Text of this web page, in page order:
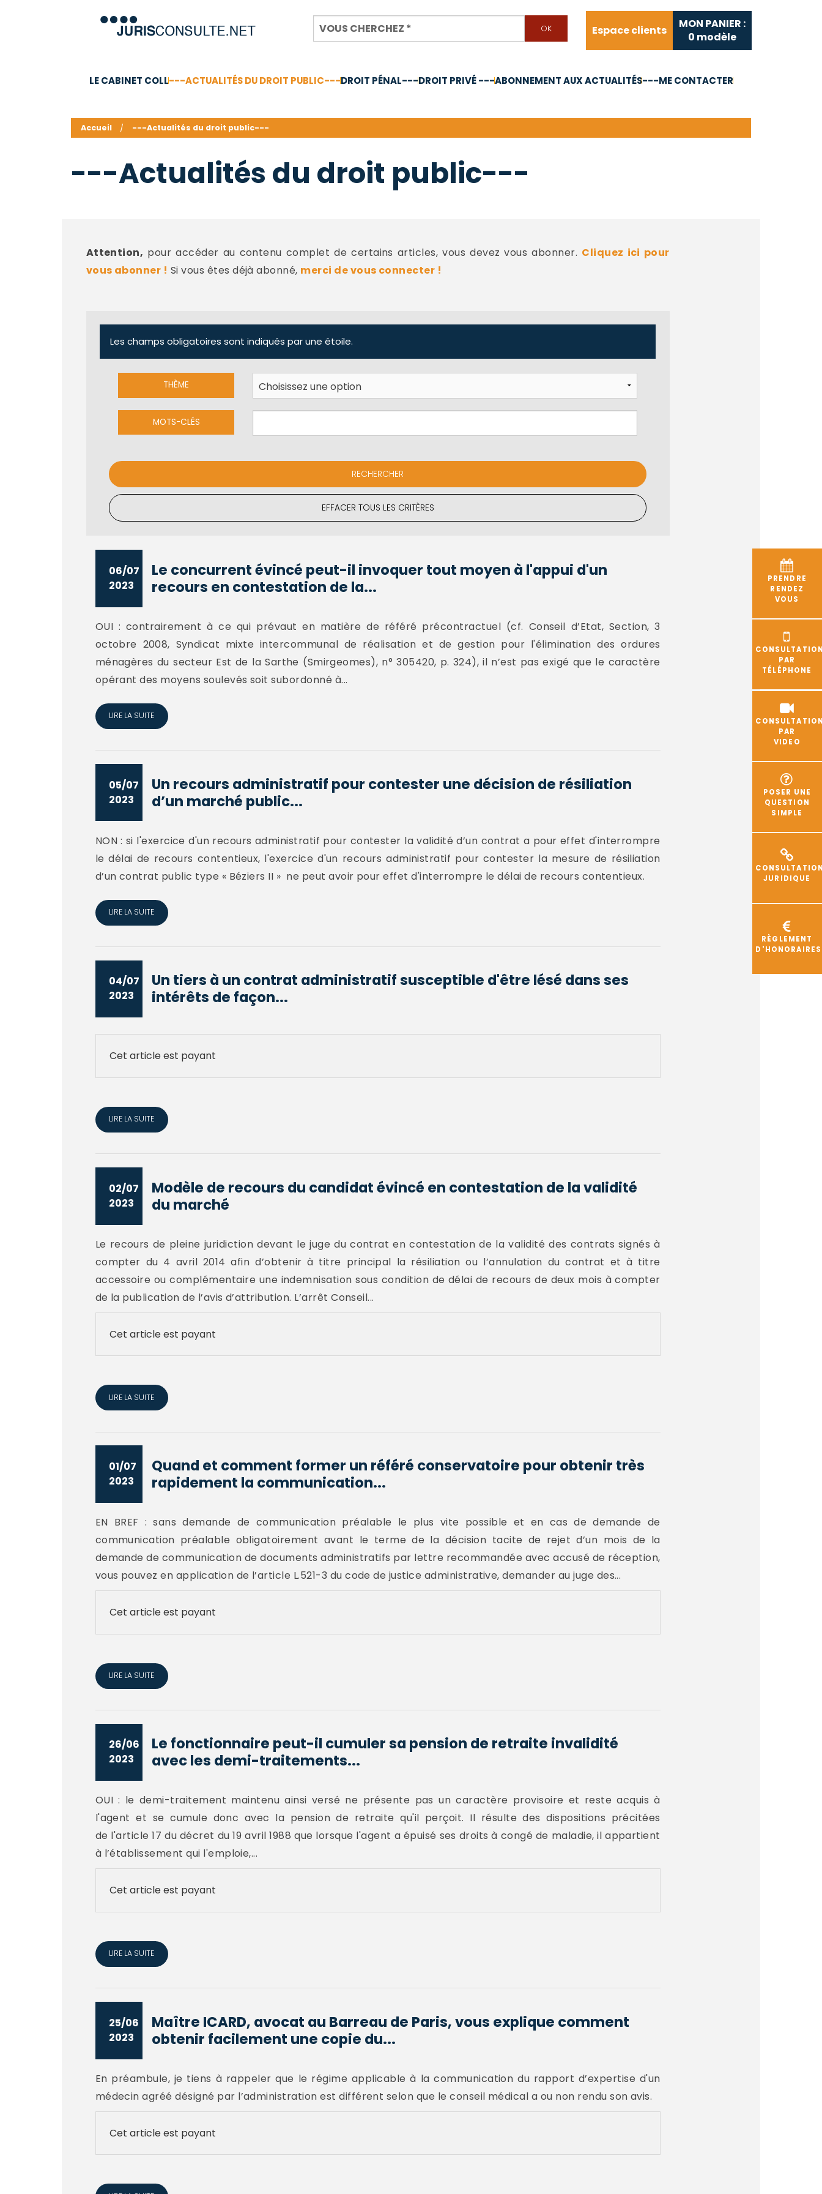
Espace clients
MON PANIER :
0 modèle
LE CABINET COLL---ACTUALITÉS DU DROIT PUBLIC---DROIT PÉNAL---DROIT PRIVÉ ---ABONNEMENT AUX ACTUALITÉS---ME CONTACTER
PRENDRE
RENDEZ
VOUS
PAR
TÉLÉPHONE
PAR
VIDEO
POSER UNE
QUESTION
SIMPLE
JURIDIQUE
RÈGLEMENT
D'HONORAIRES
Accueil ---Actualités du droit public---
---Actualités du droit public---
Attention, pour accéder au contenu complet de certains articles, vous devez vous abonner. Cliquez ici pour
vous abonner ! Si vous êtes déjà abonné, merci de vous connecter !
Les champs obligatoires sont indiqués par une étoile.
THÈME
MOTS-CLÉS
EFFACER TOUS LES CRITÈRES
06/07
2023
Le concurrent évincé peut-il invoquer tout moyen à l'appui d'un
recours en contestation de la...
OUI : contrairement à ce qui prévaut en matière de référé précontractuel (cf. Conseil d’Etat, Section, 3
octobre 2008, Syndicat mixte intercommunal de réalisation et de gestion pour l'élimination des ordures
ménagères du secteur Est de la Sarthe (Smirgeomes), n° 305420, p. 324), il n’est pas exigé que le caractère
opérant des moyens soulevés soit subordonné à...
LIRE LA SUITE
05/07
2023
Un recours administratif pour contester une décision de résiliation
d’un marché public...
NON : si l'exercice d'un recours administratif pour contester la validité d’un contrat a pour effet d'interrompre
le délai de recours contentieux, l'exercice d'un recours administratif pour contester la mesure de résiliation
d’un contrat public type « Béziers II » ne peut avoir pour effet d'interrompre le délai de recours contentieux.
LIRE LA SUITE
04/07
2023
Un tiers à un contrat administratif susceptible d'être lésé dans ses
intérêts de façon...
Cet article est payant
LIRE LA SUITE
02/07
2023
Modèle de recours du candidat évincé en contestation de la validité
du marché
Le recours de pleine juridiction devant le juge du contrat en contestation de la validité des contrats signés à
compter du 4 avril 2014 afin d’obtenir à titre principal la résiliation ou l’annulation du contrat et à titre
accessoire ou complémentaire une indemnisation sous condition de délai de recours de deux mois à compter
de la publication de l’avis d’attribution. L’arrêt Conseil...
Cet article est payant
LIRE LA SUITE
01/07
2023
Quand et comment former un référé conservatoire pour obtenir très
rapidement la communication...
EN BREF : sans demande de communication préalable le plus vite possible et en cas de demande de
communication préalable obligatoirement avant le terme de la décision tacite de rejet d’un mois de la
demande de communication de documents administratifs par lettre recommandée avec accusé de réception,
vous pouvez en application de l’article L.521-3 du code de justice administrative, demander au juge des...
Cet article est payant
LIRE LA SUITE
26/06
2023
Le fonctionnaire peut-il cumuler sa pension de retraite invalidité
avec les demi-traitements...
OUI : le demi-traitement maintenu ainsi versé ne présente pas un caractère provisoire et reste acquis à
l'agent et se cumule donc avec la pension de retraite qu'il perçoit. Il résulte des dispositions précitées
de l'article 17 du décret du 19 avril 1988 que lorsque l'agent a épuisé ses droits à congé de maladie, il appartient
à l’établissement qui l'emploie,...
Cet article est payant
LIRE LA SUITE
25/06
2023
Maître ICARD, avocat au Barreau de Paris, vous explique comment
obtenir facilement une copie du...
En préambule, je tiens à rappeler que le régime applicable à la communication du rapport d’expertise d'un
médecin agréé désigné par l’administration est différent selon que le conseil médical a ou non rendu son avis.
Cet article est payant